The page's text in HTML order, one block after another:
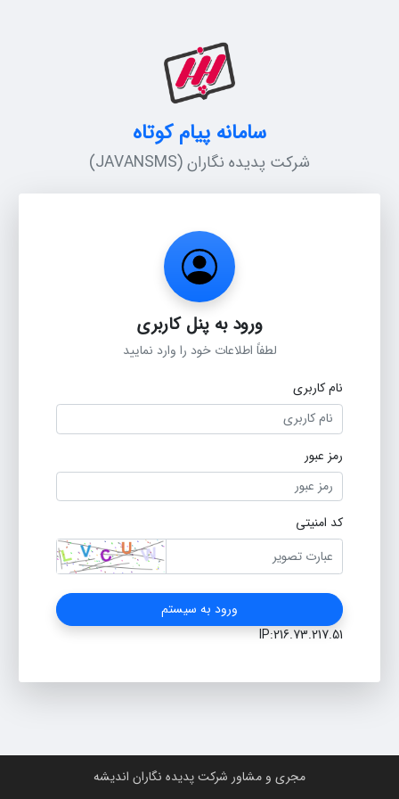
سامانه پیام کوتاه
شرکت پدیده نگاران (JAVANSMS)
ورود به پنل کاربری
لطفاً اطلاعات خود را وارد نمایید
نام کاربری
رمز عبور
کد امنیتی
ورود به سیستم
IP:216.73.217.51
مجری و مشاور شرکت پدیده نگاران اندیشه